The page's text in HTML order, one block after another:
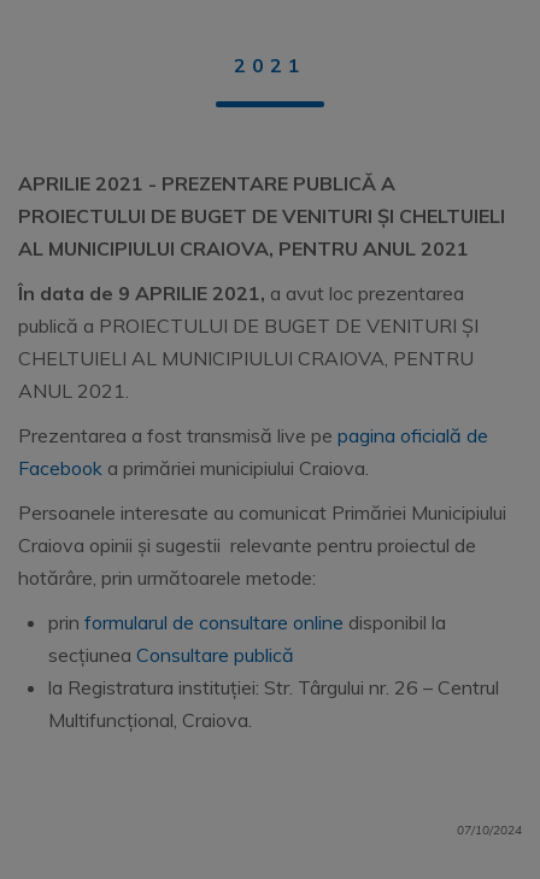
2021
APRILIE 2021 - PREZENTARE PUBLICĂ A
PROIECTULUI DE BUGET DE VENITURI ȘI CHELTUIELI
AL MUNICIPIULUI CRAIOVA, PENTRU ANUL 2021
În data de 9 APRILIE 2021, a avut loc prezentarea
publică a PROIECTULUI DE BUGET DE VENITURI ȘI
CHELTUIELI AL MUNICIPIULUI CRAIOVA, PENTRU
ANUL 2021.
Prezentarea a fost transmisă live pe pagina oficială de
Facebook a primăriei municipiului Craiova.
Persoanele interesate au comunicat Primăriei Municipiului
Craiova opinii și sugestii relevante pentru proiectul de
hotărâre, prin următoarele metode:
prin formularul de consultare online disponibil la
secțiunea Consultare publică
la Registratura instituției: Str. Târgului nr. 26 – Centrul
Multifuncțional, Craiova.
07/10/2024